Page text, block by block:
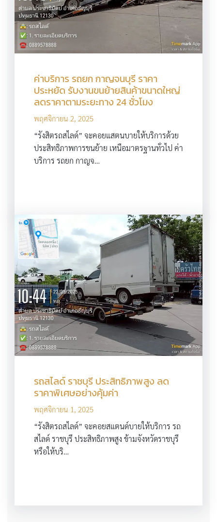
ค่าบริการ รถยก กาญจนบุรี ราคา
ประหยัด รับงานขนย้ายสินค้าขนาดใหญ่
ลดราคาตามระยะทาง 24 ชั่วโมง
พฤศจิกายน 2, 2025
“รังสิตรถสไลด์” จะคอยแสตนบายให้บริการด้วย
ประสิทธิภาพการขนย้าย เหนือมาตรฐานทั่วไป ค่า
บริการ รถยก กาญจ…
รถสไลด์ ราชบุรี ประสิทธิภาพสูง ลด
ราคาพิเศษอย่างคุ้มค่า
พฤศจิกายน 1, 2025
“รังสิตรถสไลด์” จะคอยสแตนด์บายให้บริการ รถ
สไลด์ ราชบุรี ประสิทธิภาพสูง ข้ามจังหวัดราชบุรี
หรือให้บริ…